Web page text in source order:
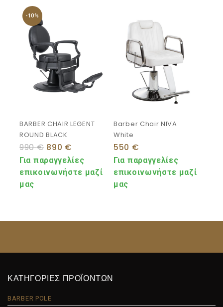
-10%
BARBER CHAIR LEGENT
ROUND BLACK
990€ 890 €
Για παραγγελίες
επικοινωνήστε μαζί
μας
Barber Chair NIVA
White
550 €
Για παραγγελίες
επικοινωνήστε μαζί
μας
ΚΑΤΗΓΟΡΙΕΣ ΠΡΟΪΟΝΤΩΝ
BARBER POLE